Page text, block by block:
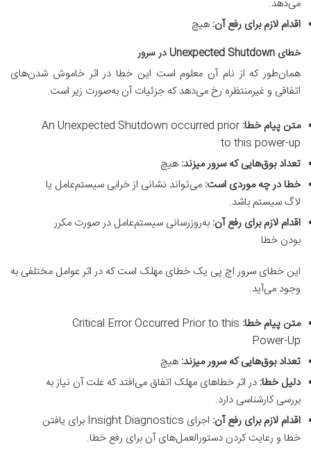
می‌دهد.
اقدام لازم برای رفع آن: هیچ
خطای در سرور
همان‌طور که از نام آن معلوم است این خطا در اثر خاموش شدن‌های
اتفاقی و غیرمنتظره رخ می‌دهد که جزئیات آن به‌صورت زیر است.
متن پیام خطا:
An Unexpected Shutdown occurred prior
to this power-up
تعداد بوق‌هایی که سرور میزند: هیچ
خطا در چه موردی است: می‌تواند نشانی از خرابی سیستم‌عامل یا
لاگ سیستم باشد.
اقدام لازم برای رفع آن: به‌روزرسانی سیستم‌عامل در صورت مکرر
بودن خطا
این خطای سرور اچ پی یک خطای مهلک است که در اثر عوامل مختلفی به
وجود می‌آید.
متن پیام خطا:
Critical Error Occurred Prior to this
Power-Up
تعداد بوق‌هایی که سرور میزند: هیچ
دلیل خطا: در اثر خطاهای مهلک اتفاق می‌افتد که علت آن نیاز به
بررسی کارشناسی دارد.
اقدام لازم برای رفع آن:
اجرای Insight Diagnostics برای یافتن
خطا و رعایت کردن دستورالعمل‌های آن برای رفع خطا.